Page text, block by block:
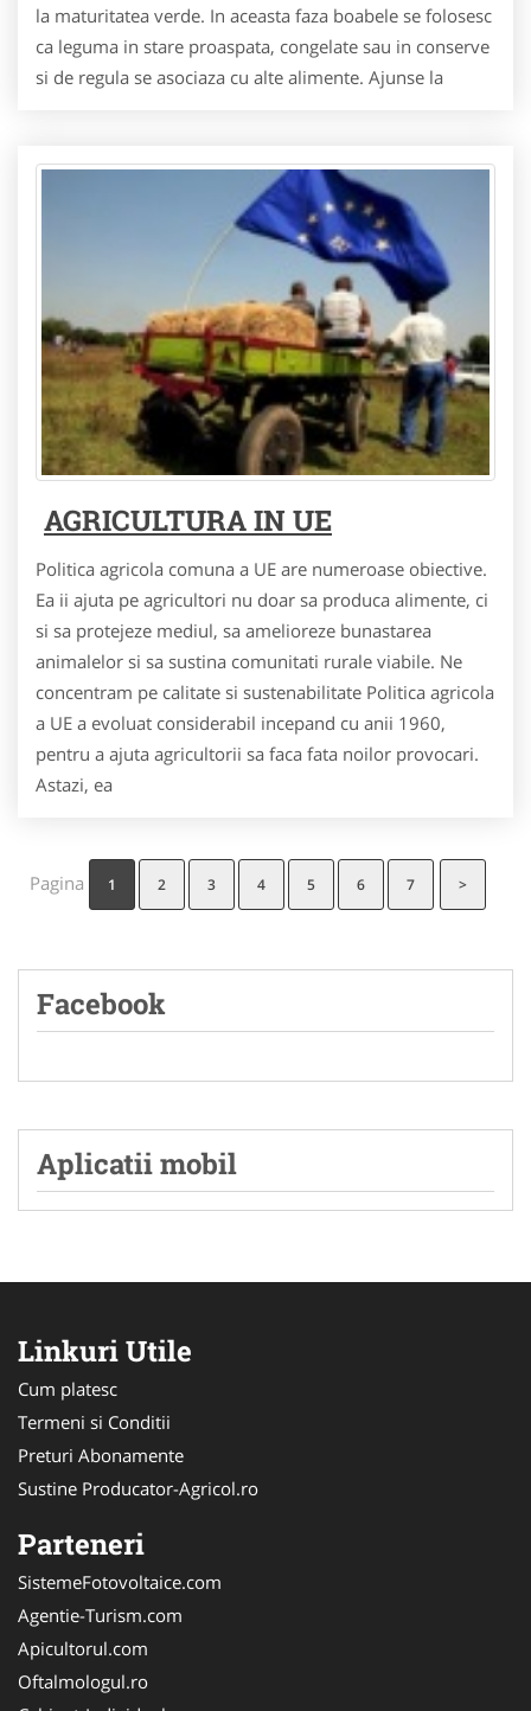
la maturitatea verde. In aceasta faza boabele se folosesc
ca leguma in stare proaspata, congelate sau in conserve
si de regula se asociaza cu alte alimente. Ajunse la
AGRICULTURA IN UE
Politica agricola comuna a UE are numeroase obiective.
Ea ii ajuta pe agricultori nu doar sa produca alimente, ci
si sa protejeze mediul, sa amelioreze bunastarea
animalelor si sa sustina comunitati rurale viabile. Ne
concentram pe calitate si sustenabilitate Politica agricola
a UE a evoluat considerabil incepand cu anii 1960,
pentru a ajuta agricultorii sa faca fata noilor provocari.
Astazi, ea
Pagina 1 2 3 4 5 6 7 >
Facebook
Aplicatii mobil
Linkuri Utile
Cum platesc
Termeni si Conditii
Preturi Abonamente
Sustine Producator-Agricol.ro
Parteneri
SistemeFotovoltaice.com
Agentie-Turism.com
Apicultorul.com
Oftalmologul.ro